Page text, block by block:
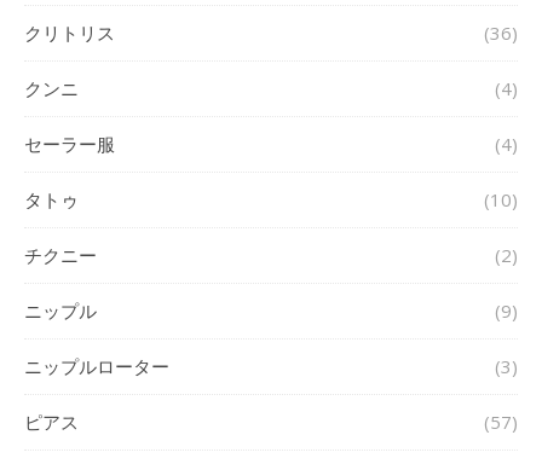
クリトリス (36)
クンニ (4)
セーラー服 (4)
タトゥ (10)
チクニー (2)
ニップル (9)
ニップルローター (3)
ピアス (57)